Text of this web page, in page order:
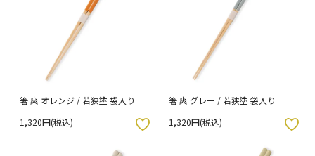
箸 爽 オレンジ / 若狭塗 袋入り
1,320円(税込)
箸 爽 グレー / 若狭塗 袋入り
1,320円(税込)
お気に入りボタン